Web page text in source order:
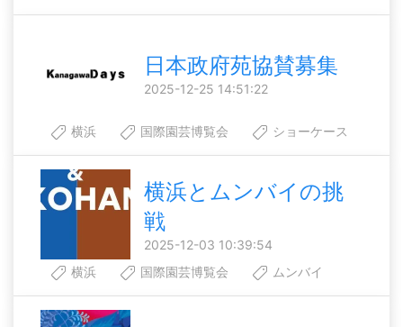
日本政府苑協賛募集
2025-12-25 14:51:22
横浜 国際園芸博覧会 ショーケース
横浜とムンバイの挑
戦
2025-12-03 10:39:54
横浜
国際園芸博覧会 ムンバイ